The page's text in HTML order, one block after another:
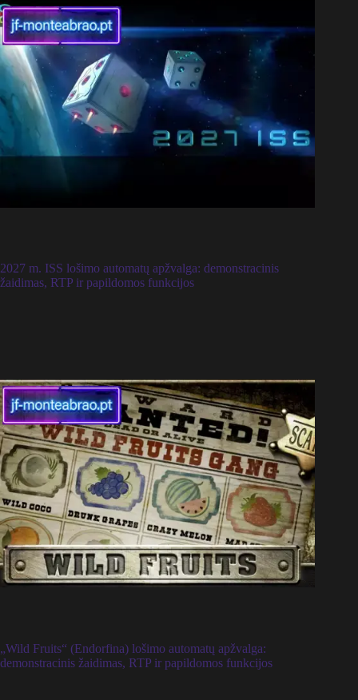
2027 m. ISS lošimo automatų apžvalga: demonstracinis
žaidimas, RTP ir papildomos funkcijos
„Wild Fruits“ (Endorfina) lošimo automatų apžvalga:
demonstracinis žaidimas, RTP ir papildomos funkcijos